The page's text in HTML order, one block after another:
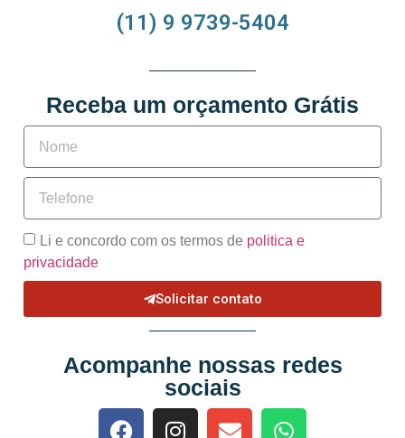
(11) 9 9739-5404
Receba um orçamento Grátis
Li e concordo com os termos de politica e
privacidade
Solicitar contato
Acompanhe nossas redes
sociais